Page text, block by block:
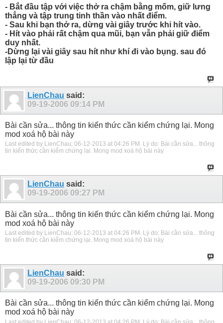
- Bắt đầu tập với việc thở ra chậm bằng mốm, giữ lưng
thẳng và tập trung tinh thần vào nhất điểm.
- Sau khi bạn thở ra, dừng vài giây trước khi hít vào.
- Hít vào phải rất chậm qua mũi, bạn vẫn phải giữ điểm
duy nhất.
-Dừng lại vài giây sau hít như khí đi vào bụng. sau đó
lập lại từ đầu
LienChau said:
09-19-2006 09:14 PM
Bài cần sửa... thông tin kiến thức cần kiểm chứng lại. Mong
mod xoá hộ bài này
Last edited by LienChau; 06-12-2013 at 04:26 PM . Lý do: Bài cần sửa... thông
tin kiến thức cần kiểm chứng lại. Mong mod xoá hộ bài này
LienChau said:
09-19-2006 09:27 PM
Bài cần sửa... thông tin kiến thức cần kiểm chứng lại. Mong
mod xoá hộ bài này
Last edited by LienChau; 06-12-2013 at 04:26 PM. Lý do: Bài cần sửa... thông
tin kiến thức cần kiểm chứng lại. Mong mod xoá hộ bài này
LienChau said:
09-19-2006 09:30 PM
Bài cần sửa... thông tin kiến thức cần kiểm chứng lại. Mong
mod xoá hộ bài này